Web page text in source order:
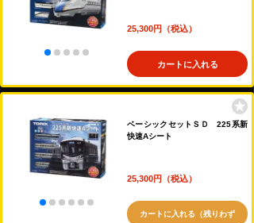
25,300円（税込）
カートに入れる
ベーシックセットＳＤ 225系新
快速Aシート
25,300円（税込）
カートに入れる（残りわず